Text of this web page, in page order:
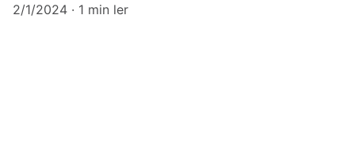
2/1/2024
1 min ler